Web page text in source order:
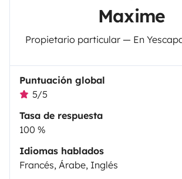
Maxime
Propietario particular — En
Puntuación global
5/5
Tasa de respuesta
100 %
Idiomas hablados
Francés, Árabe, Inglés